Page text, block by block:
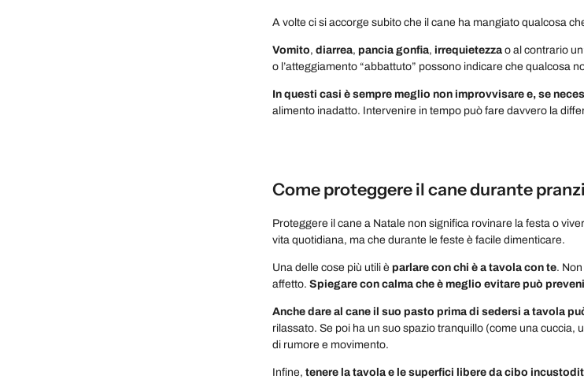
A volte ci si accorge subito che il cane ha mangiato qualcosa
Vomito, diarrea, pancia gonfia, irrequietezza o al contrario
o l’atteggiamento “abbattuto” possono indicare che qualcosa
In questi casi è sempre meglio non improvvisare e, se
alimento inadatto. Intervenire in tempo può fare davvero la
Come proteggere il cane durante
Proteggere il cane a Natale non significa rovinare la festa o
vita quotidiana, ma che durante le feste è facile dimenticare.
Una delle cose più utili è parlare con chi è a tavola con te.
affetto. Spiegare con calma che è meglio evitare può
Anche dare al cane il suo pasto prima di sedersi a tavola
rilassato. Se poi ha un suo spazio tranquillo (come una
di rumore e movimento.
Infine, tenere la tavola e le superfici libere da cibo